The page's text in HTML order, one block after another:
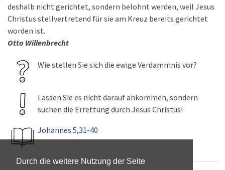
Durch die weitere Nutzung der Seite
deshalb nicht gerichtet, sondern belohnt werden, weil Jesus
Christus stellvertretend für sie am Kreuz bereits gerichtet
worden ist.
Otto Willenbrecht
Wie stellen Sie sich die ewige Verdammnis vor?
Lassen Sie es nicht darauf ankommen, sondern
suchen die Errettung durch Jesus Christus!
Johannes 5,31-40